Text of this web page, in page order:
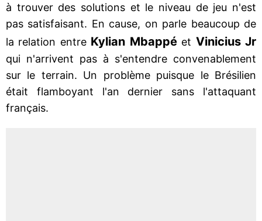
à trouver des solutions et le niveau de jeu n'est
pas satisfaisant. En cause, on parle beaucoup de
la relation entre Kylian Mbappéet Vinicius Jr
qui n'arrivent pas à s'entendre convenablement
sur le terrain. Un problème puisque le Brésilien
était flamboyant l'an dernier sans l'attaquant
français.